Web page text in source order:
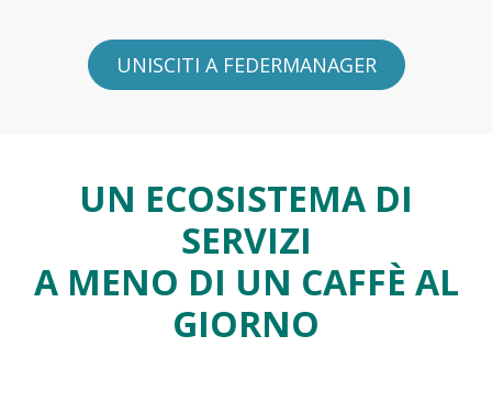
UNISCITI A FEDERMANAGER
UN ECOSISTEMA DI
SERVIZI
A MENO DI UN CAFFÈ AL
GIORNO